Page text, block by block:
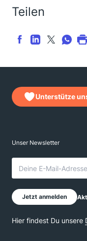
Teilen
Unterstütze